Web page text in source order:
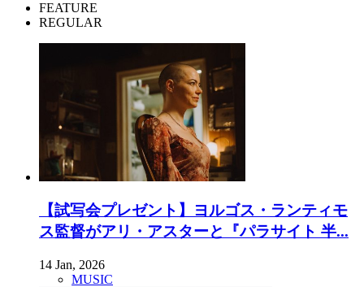
FEATURE
REGULAR
【試写会プレゼント】ヨルゴス・ランティモ
ス監督がアリ・アスターと『パラサイト 半...
14 Jan, 2026
MUSIC